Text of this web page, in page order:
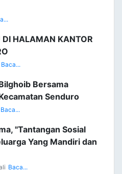
DI HALAMAN KANTOR
Baca...
Bersama
Senduro
Baca...
"Tantangan Sosial
Yang Mandiri dan
Baca...